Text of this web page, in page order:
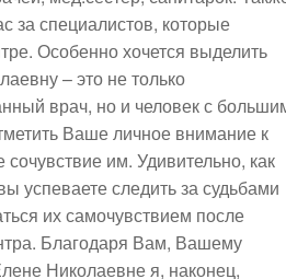
за специалистов, которые
Особенно хочется выделить
– это не только
врач, но и человек с
Ваше личное внимание к
им. Удивительно, как
успеваете следить за судьбами
их самочувствием после
Благодаря Вам, Вашему
Николаевне я, наконец,